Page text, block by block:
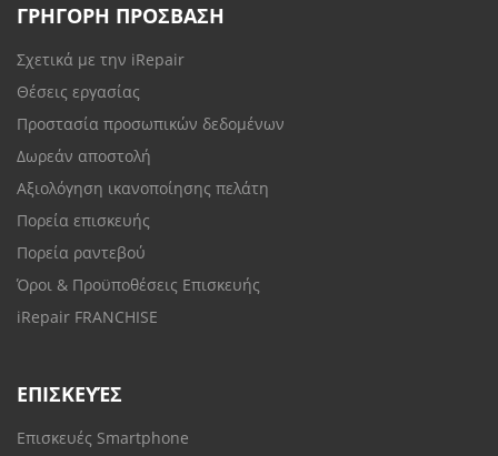
ΓΡΗΓΟΡΗ ΠΡΟΣΒΑΣΗ
Σχετικά με την iRepair
Θέσεις εργασίας
Προστασία προσωπικών δεδομένων
Δωρεάν αποστολή
Αξιολόγηση ικανοποίησης πελάτη
Πορεία επισκευής
Πορεία ραντεβού
Όροι & Προϋποθέσεις Επισκευής
iRepair FRANCHISE
ΕΠΙΣΚΕΥΈΣ
Επισκευές Smartphone